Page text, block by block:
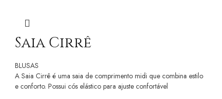
Saia Cirrê
BLUSAS
A Saia Cirrê é uma saia de comprimento midi que combina estilo
e conforto. Possui cós elástico para ajuste confortável